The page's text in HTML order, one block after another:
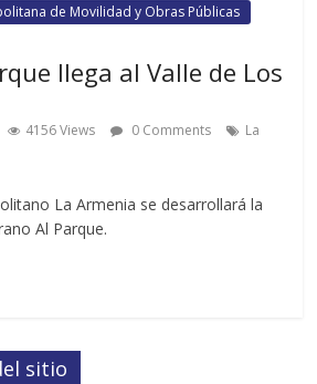
de Movilidad y Obras Públicas
llega al Valle de Los
4156 Views 0 Comments
La
La Armenia se desarrollará la
Al Parque.
sitio